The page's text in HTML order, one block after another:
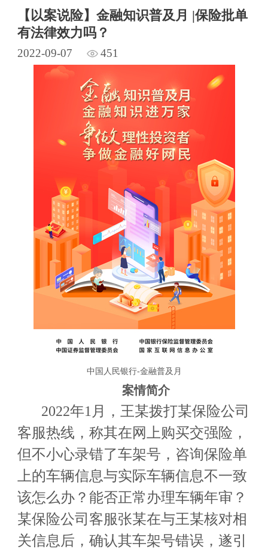
【以案说险】金融知识普及月 |保险批单
有法律效力吗？
2022-09-07 451
中国人民银行-金融普及月
案情简介
2022年1月，王某拨打某保险公司
客服热线，称其在网上购买交强险，
但不小心录错了车架号，咨询保险单
上的车辆信息与实际车辆信息不一致
该怎么办？能否正常办理车辆年审？
某保险公司客服张某在与王某核对相
关信息后，确认其车架号错误，遂引